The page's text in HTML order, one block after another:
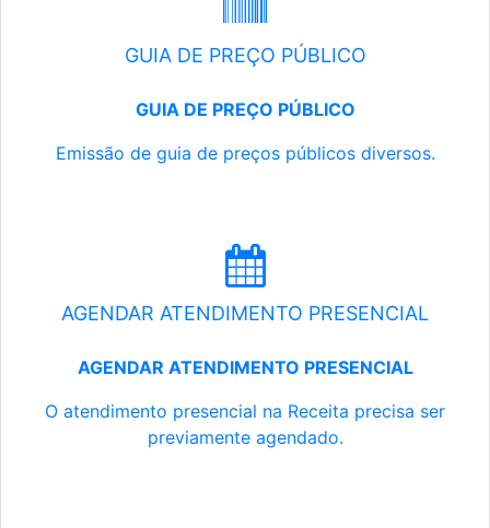
GUIA DE PREÇO PÚBLICO
GUIA DE PREÇO PÚBLICO
Emissão de guia de preços públicos diversos.
AGENDAR ATENDIMENTO PRESENCIAL
AGENDAR ATENDIMENTO PRESENCIAL
O atendimento presencial na Receita precisa ser
previamente agendado.